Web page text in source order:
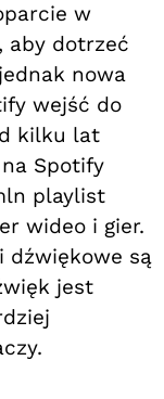
w
aby dotrzeć
nowa
wejść do
kilku lat
Spotify
playlist
wideo i gier.
dźwiękowe są
jest